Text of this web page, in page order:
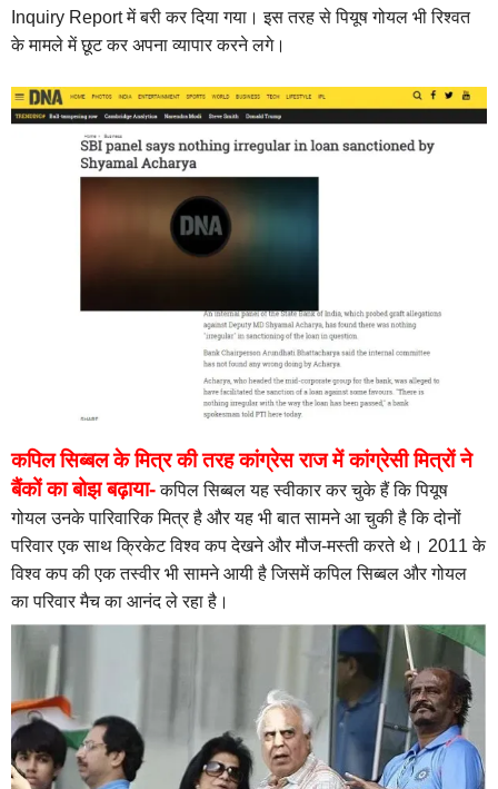
Inquiry Report में बरी कर दिया गया। इस तरह से पियूष गोयल भी रिश्वत
के मामले में छूट कर अपना व्यापार करने लगे।
कपिल सिब्बल के मित्र की तरह कांग्रेस राज में कांग्रेसी मित्रों ने
बैंकों का बोझ बढ़ाया- कपिल सिब्बल यह स्वीकार कर चुके हैं कि पियूष
गोयल उनके पारिवारिक मित्र है और यह भी बात सामने आ चुकी है कि दोनों
परिवार एक साथ क्रिकेट विश्व कप देखने और मौज-मस्ती करते थे। 2011 के
विश्व कप की एक तस्वीर भी सामने आयी है जिसमें कपिल सिब्बल और गोयल
का परिवार मैच का आनंद ले रहा है।